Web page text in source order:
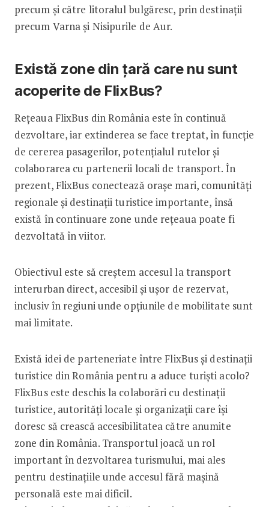
precum și către litoralul bulgăresc, prin destinații
precum Varna și Nisipurile de Aur.
Există zone din țară care nu sunt
acoperite de FlixBus?
Rețeaua FlixBus din România este în continuă
dezvoltare, iar extinderea se face treptat, în funcție
de cererea pasagerilor, potențialul rutelor și
colaborarea cu partenerii locali de transport. În
prezent, FlixBus conectează orașe mari, comunități
regionale și destinații turistice importante, însă
există în continuare zone unde rețeaua poate fi
dezvoltată în viitor.
Obiectivul este să creștem accesul la transport
interurban direct, accesibil și ușor de rezervat,
inclusiv în regiuni unde opțiunile de mobilitate sunt
mai limitate.
Există idei de parteneriate între FlixBus și destinații
turistice din România pentru a aduce turiști acolo?
FlixBus este deschis la colaborări cu destinații
turistice, autorități locale și organizații care își
doresc să crească accesibilitatea către anumite
zone din România. Transportul joacă un rol
important în dezvoltarea turismului, mai ales
pentru destinațiile unde accesul fără mașină
personală este mai dificil.